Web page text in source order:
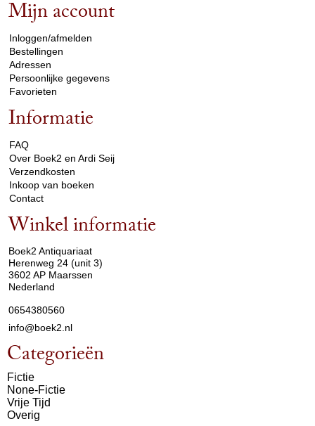
Mijn account
Inloggen/afmelden
Bestellingen
Adressen
Persoonlijke gegevens
Favorieten
Informatie
FAQ
Over Boek2 en Ardi Seij
Verzendkosten
Inkoop van boeken
Contact
Winkel informatie
Boek2 Antiquariaat
Herenweg 24 (unit 3)
3602 AP Maarssen
Nederland
0654380560
info@boek2.nl
Categorieën
Fictie
None-Fictie
Vrije Tijd
Overig